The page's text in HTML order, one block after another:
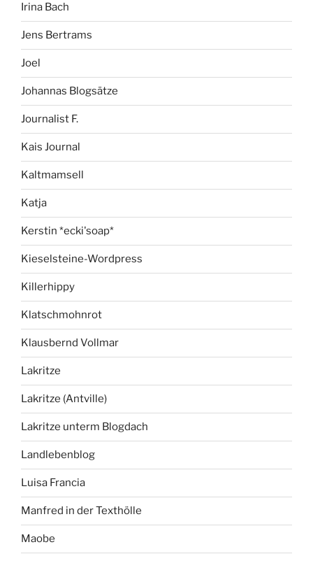
Irina Bach
Jens Bertrams
Joel
Johannas Blogsätze
Journalist F.
Kais Journal
Kaltmamsell
Katja
Kerstin *ecki'soap*
Kieselsteine-Wordpress
Killerhippy
Klatschmohnrot
Klausbernd Vollmar
Lakritze
Lakritze (Antville)
Lakritze unterm Blogdach
Landlebenblog
Luisa Francia
Manfred in der Texthölle
Maobe